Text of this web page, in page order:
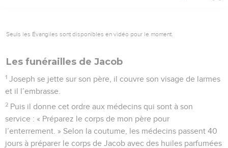
Seuls les Évangiles sont disponibles en vidéo pour le moment.
Les funérailles de Jacob
1 Joseph se jette sur son père, il couvre son visage de larmes
et il l’embrasse.
2 Puis il donne cet ordre aux médecins qui sont à son
service : « Préparez le corps de mon père pour
l’enterrement. » Selon la coutume, les médecins passent 40
jours à préparer le corps de Jacob avec des huiles parfumées